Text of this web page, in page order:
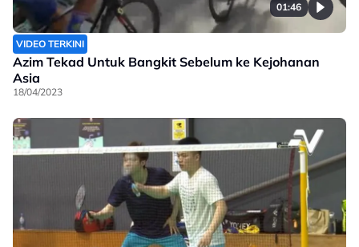
01:46
VIDEO TERKINI
Azim Tekad Untuk Bangkit Sebelum ke Kejohanan
Asia
18/04/2023